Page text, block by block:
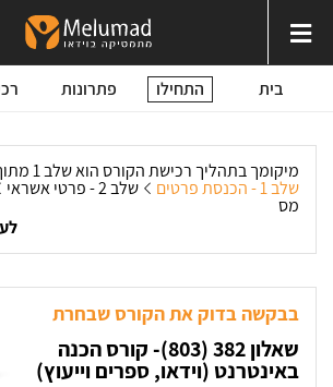
בית התחילו פתרונות
מיקומך בתהליך רכישת הקורס הוא שלב 1 מתוך 3 שלבים:
שלב 1 - הכנסת פרטים שלב 2 - פרטי אשראי
מס
לעזרה
בבקשה בדוק את הקורס שבחרת
שאלון 382 (803)- קורס הכנה
באינטרנט (וידאו, ספרים וייעוץ)